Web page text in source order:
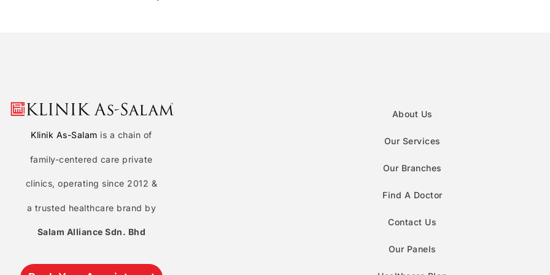
Klinik As-Salam is a chain of
family-centered care private
clinics, operating since 2012 &
a trusted healthcare brand by
Salam Alliance Sdn. Bhd
About Us
Our Services
Our Branches
Find A Doctor
Contact Us
Our Panels